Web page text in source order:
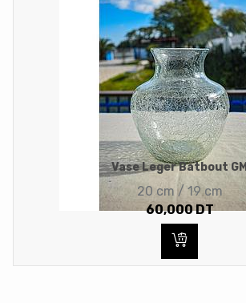
Vase Leger Batbout GM
20 cm / 19 cm
60,000DT